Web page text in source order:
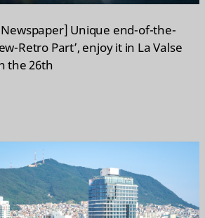
Unique end-of-the-
Retro Part’, enjoy it in La Valse
the 26th